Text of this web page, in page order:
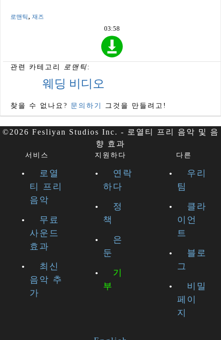
로맨틱, 재즈
03:58
관련 카테고리 로맨틱:
웨딩 비디오
찾을 수 없나요? 문의하기 그것을 만들려고!
©2026 Fesliyan Studios Inc. - 로열티 프리 음악 및 음
향 효과
서비스
로열
티 프리
음악
무료
사운드
효과
최신
음악 추
가
지원하다
연락
하다
정
책
은
둔
기
부
다른
우리
팀
클라
이언
트
블로
그
비밀
페이
지